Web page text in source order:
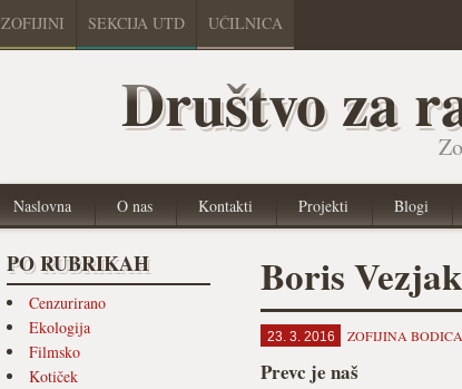
ZOFIJINI SEKCIJA UTD UČILNICA
Društvo za
Naslovna O nas Kontakti Projekti Blogi
PO RUBRIKAH
Cenzurirano
Ekologija
Filmsko
Kotiček
Boris Vezjak
23. 3. 2016 ZOFIJINA BODICA
Prevc je naš